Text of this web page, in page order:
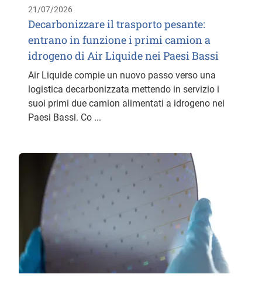
21/07/2026
Decarbonizzare il trasporto pesante:
entrano in funzione i primi camion a
idrogeno di Air Liquide nei Paesi Bassi
Air Liquide compie un nuovo passo verso una
logistica decarbonizzata mettendo in servizio i
suoi primi due camion alimentati a idrogeno nei
Paesi Bassi. Co ...